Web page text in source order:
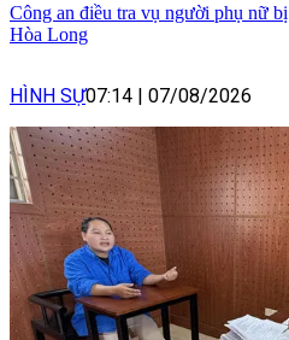
Công an điều tra vụ người phụ nữ
Hòa Long
HÌNH SỰ07:14 | 07/08/2026